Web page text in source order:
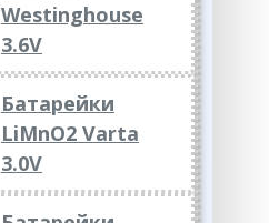
Westinghouse
3.6V
Батарейки
LiMnO2 Varta
3.0V